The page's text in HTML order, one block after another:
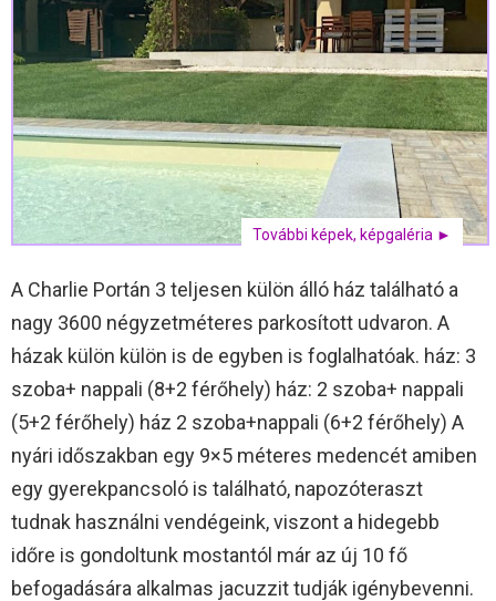
További képek, képgaléria ►
A Charlie Portán 3 teljesen külön álló ház található a
nagy 3600 négyzetméteres parkosított udvaron. A
házak külön külön is de egyben is foglalhatóak. ház: 3
szoba+ nappali (8+2 férőhely) ház: 2 szoba+ nappali
(5+2 férőhely) ház 2 szoba+nappali (6+2 férőhely) A
nyári időszakban egy 9×5 méteres medencét amiben
egy gyerekpancsoló is található, napozóteraszt
tudnak használni vendégeink, viszont a hidegebb
időre is gondoltunk mostantól már az új 10 fő
befogadására alkalmas jacuzzit tudják igénybevenni.